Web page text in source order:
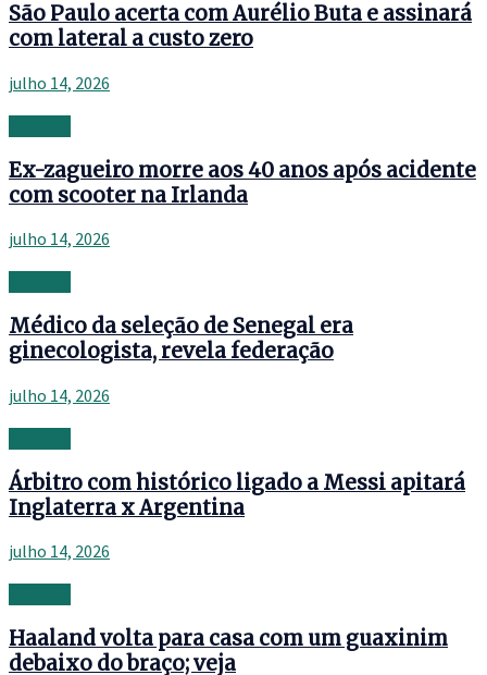
São Paulo acerta com Aurélio Buta e assinará
com lateral a custo zero
julho 14, 2026
Ex-zagueiro morre aos 40 anos após acidente
com scooter na Irlanda
julho 14, 2026
Médico da seleção de Senegal era
ginecologista, revela federação
julho 14, 2026
Árbitro com histórico ligado a Messi apitará
Inglaterra x Argentina
julho 14, 2026
Haaland volta para casa com um guaxinim
debaixo do braço; veja